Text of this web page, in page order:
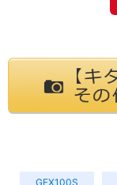
GFX100S